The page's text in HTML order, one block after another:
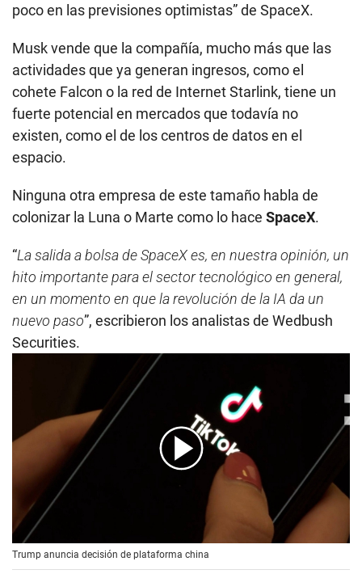
poco en las previsiones optimistas” de SpaceX.
Musk vende que la compañía, mucho más que las
actividades que ya generan ingresos, como el
cohete Falcon o la red de Internet Starlink, tiene un
fuerte potencial en mercados que todavía no
existen, como el de los centros de datos en el
espacio.
Ninguna otra empresa de este tamaño habla de
colonizar la Luna o Marte como lo hace SpaceX.
“La salida a bolsa de SpaceX es, en nuestra opinión, un
hito importante para el sector tecnológico en general,
en un momento en que la revolución de la IA da un
nuevo paso”, escribieron los analistas de Wedbush
Securities.
Trump anuncia decisión de plataforma china